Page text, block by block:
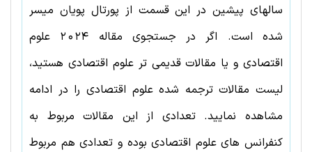
سالهای پیشین در این قسمت از پورتال پویان میسر
شده است. اگر در جستجوی مقاله 2024
علوم
اقتصادی و یا مقالات قدیمی ترعلوم اقتصادی هستید،
لیست مقالات ترجمه شدهعلوم اقتصادی را در ادامه
مشاهده نمایید. تعدادی از این مقالات مربوط به
کنفرانس هایعلوم اقتصادیبوده و تعدادی هم مربوط